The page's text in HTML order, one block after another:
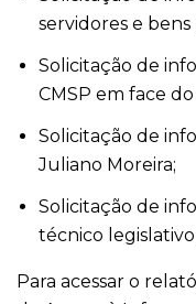
servidores e bens
Solicitação de
CMSP em face
Solicitação de
Juliano Moreira;
Solicitação de
técnico
Para acessar o